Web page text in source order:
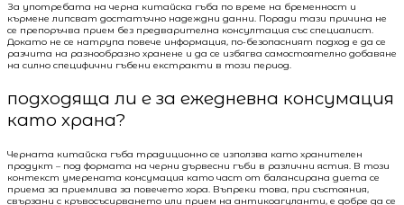
За употребата на черна китайска гъба по време на бременност и
кърмене липсват достатъчно надеждни данни. Поради тази причина не
се препоръчва прием без предварителна консултация със специалист.
Докато не се натрупа повече информация, по-безопасният подход е да се
разчита на разнообразно хранене и да се избягва самостоятелно добавяне
на силно специфични гъбени екстракти в този период.
подходяща ли е за ежедневна консумация
като храна?
Черната китайска гъба традиционно се използва като хранителен
продукт – под формата на черни дървесни гъби в различни ястия. В този
контекст умерената консумация като част от балансирана диета се
приема за приемлива за повечето хора. Въпреки това, при състояния,
свързани с кръвосъсирването или прием на антикоагуланти, е добре да се